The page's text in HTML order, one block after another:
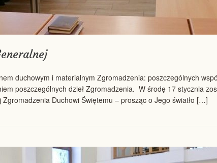
duchowym i materialnym Zgromadzenia: poszczególnych
poszczególnych dzieł Zgromadzenia. W środę 17 stycznia
Duchowi Świętemu – prosząc o Jego światło […]